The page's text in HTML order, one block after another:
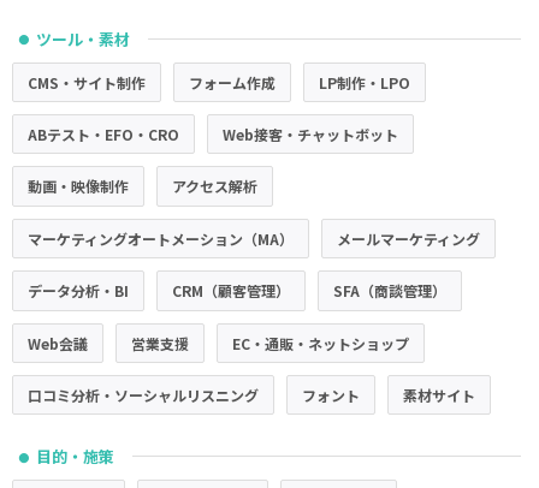
● ツール・素材
CMS・サイト制作 フォーム作成 LP制作・LPO
ABテスト・EFO・CRO Web接客・チャットボット
動画・映像制作 アクセス解析
マーケティングオートメーション（MA） メールマーケティング
データ分析・BI CRM（顧客管理） SFA（商談管理）
Web会議 営業支援 EC・通販・ネットショップ
口コミ分析・ソーシャルリスニング フォント 素材サイト
● 目的・施策